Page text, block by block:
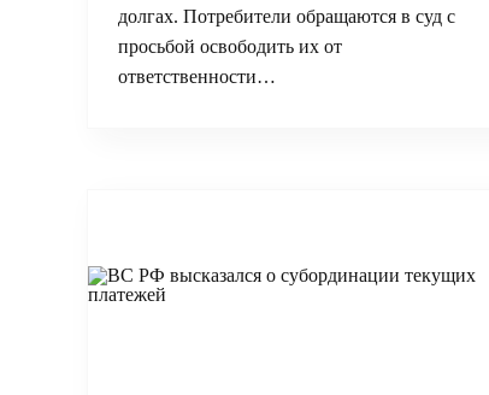
долгах. Потребители обращаются в суд с
просьбой освободить их от
ответственности…